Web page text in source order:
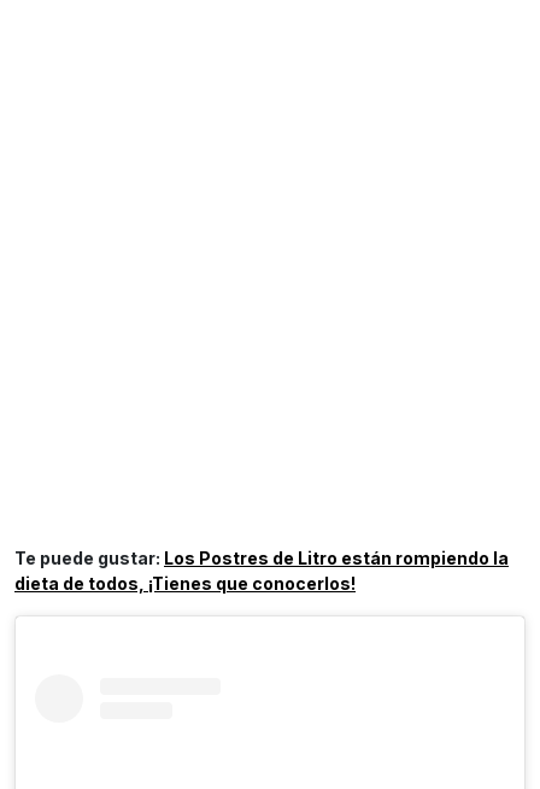
Te puede gustar: Los Postres de Litro están rompiendo la
dieta de todos, ¡Tienes que conocerlos!